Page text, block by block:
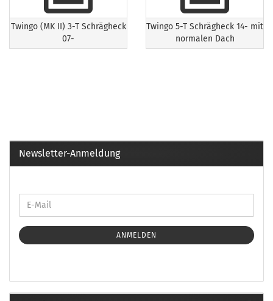
Twingo (MK II) 3-T Schrägheck
07-
Twingo 5-T Schrägheck 14- mit
normalen Dach
Newsletter-Anmeldung
ANMELDEN